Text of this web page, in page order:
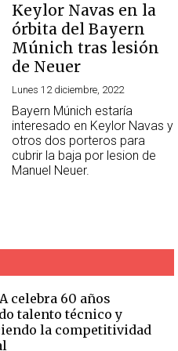
Keylor Navas en la
órbita del Bayern
Múnich tras lesión
de Neuer
Lunes 12 diciembre, 2022
Bayern Múnich estaría
interesado en Keylor Navas y
otros dos porteros para
cubrir la baja por lesion de
Manuel Neuer.
celebra 60 años
talento técnico y
la competitividad